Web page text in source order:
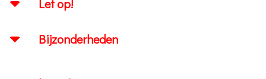
Let op!
Bijzonderheden